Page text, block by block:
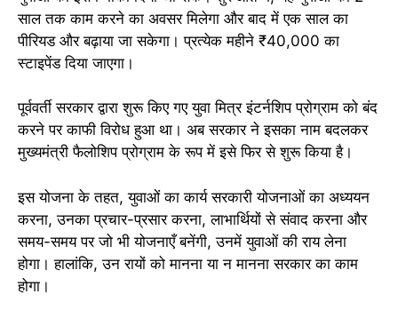
साल तक काम करने का अवसर मिलेगा और बाद में एक साल का
पीरियड और बढ़ाया जा सकेगा। प्रत्येक महीने ₹40,000 का
स्टाइपेंड दिया जाएगा।
पूर्ववर्ती सरकार द्वारा शुरू किए गए युवा मित्र इंटर्नशिप प्रोग्राम को बंद
करने पर काफी विरोध हुआ था। अब सरकार ने इसका नाम बदलकर
मुख्यमंत्री फैलोशिप प्रोग्राम के रूप में इसे फिर से शुरू किया है।
इस योजना के तहत, युवाओं का कार्य सरकारी योजनाओं का अध्ययन
करना, उनका प्रचार-प्रसार करना, लाभार्थियों से संवाद करना और
समय-समय पर जो भी योजनाएँ बनेंगी, उनमें युवाओं की राय लेना
होगा। हालांकि, उन रायों को मानना या न मानना सरकार का काम
होगा।